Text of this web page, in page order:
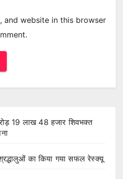
and website in this browser
19 लाख 48 हजार शिवभक्त
का किया गया सफल रेस्क्यू